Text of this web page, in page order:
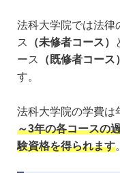
法科大学院では法律
ス
（未修者コース）
ース
（既修者コース）
す。
法科大学院の学費は
～3年の各コースの
験資格を得られます。